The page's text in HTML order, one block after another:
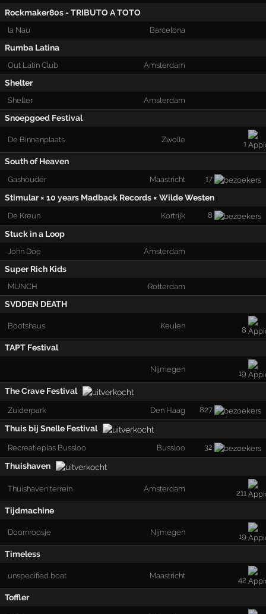
Rockmaker80s - TRIBUTO A TOTO
la Nau Barcelona
Rumba Latina
Out Latin Club Amsterdam
Shelter
Shelter Amsterdam
Snoepgoed Festival
De Binnenplaats Zwolle 1
South of Heaven
Gashouder Maastricht 17
Stimular × 10 years Madback Records × Wilde Westen
De Kreun Kortrijk 8
Stuck in a Loop
John Doe Amsterdam
Super Rich Kids
MUNCH Rotterdam
SVDDEN DEATH
Bootshaus Keulen 8
TAPT Festival
Nijmegen 19
The Crave Festival
Zuiderpark Den Haag 827
Thuis bij Snelle Festival
Recreatieplas Bussloo Bussloo 32
Thuishaven
Thuishaven terrein Amsterdam 211
Tijdmachine
Doornroosje Nijmegen 19
Timeless
unspecified boat Maastricht 42
Toffler